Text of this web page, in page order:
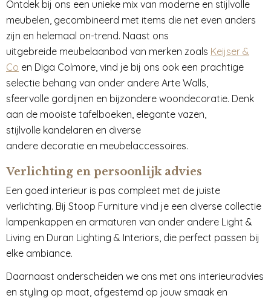
Ontdek bij ons een unieke mix van moderne en stijlvolle
meubelen, gecombineerd met items die net even anders
zijn en helemaal on-trend. Naast ons
uitgebreide meubelaanbod van merken zoals Keijser &
Co en Diga Colmore, vind je bij ons ook een prachtige
selectie behang van onder andere Arte Walls,
sfeervolle gordijnen en bijzondere woondecoratie. Denk
aan de mooiste tafelboeken, elegante vazen,
stijlvolle kandelaren en diverse
andere decoratie en meubelaccessoires.
Verlichting en persoonlijk advies
Een goed interieur is pas compleet met de juiste
verlichting. Bij Stoop Furniture vind je een diverse collectie
lampenkappen en armaturen van onder andere Light &
Living en Duran Lighting & Interiors, die perfect passen bij
elke ambiance.
Daarnaast onderscheiden we ons met ons interieuradvies
en styling op maat, afgestemd op jouw smaak en